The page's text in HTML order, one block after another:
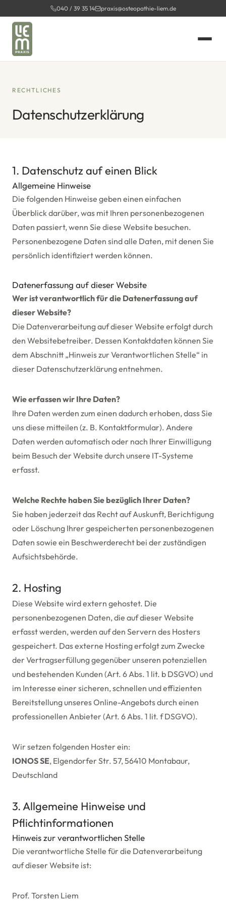
Inhalt
springen
040 / 39 35 14 praxis@osteopathie-liem.de
RECHTLICHES
Datenschutzerklärung
1. Datenschutz auf einen Blick
Allgemeine Hinweise
Die folgenden Hinweise geben einen einfachen
Überblick darüber, was mit Ihren personenbezogenen
Daten passiert, wenn Sie diese Website besuchen.
Personenbezogene Daten sind alle Daten, mit denen Sie
persönlich identifiziert werden können.
Datenerfassung auf dieser Website
Wer ist verantwortlich für die Datenerfassung auf
dieser Website?
Die Datenverarbeitung auf dieser Website erfolgt durch
den Websitebetreiber. Dessen Kontaktdaten können Sie
dem Abschnitt „Hinweis zur Verantwortlichen Stelle“ in
dieser Datenschutzerklärung entnehmen.
Wie erfassen wir Ihre Daten?
Ihre Daten werden zum einen dadurch erhoben, dass Sie
uns diese mitteilen (z. B. Kontaktformular). Andere
Daten werden automatisch oder nach Ihrer Einwilligung
beim Besuch der Website durch unsere IT-Systeme
erfasst.
Welche Rechte haben Sie bezüglich Ihrer Daten?
Sie haben jederzeit das Recht auf Auskunft, Berichtigung
oder Löschung Ihrer gespeicherten personenbezogenen
Daten sowie ein Beschwerderecht bei der zuständigen
Aufsichtsbehörde.
2. Hosting
Diese Website wird extern gehostet. Die
personenbezogenen Daten, die auf dieser Website
erfasst werden, werden auf den Servern des Hosters
gespeichert. Das externe Hosting erfolgt zum Zwecke
der Vertragserfüllung gegenüber unseren potenziellen
und bestehenden Kunden (Art. 6 Abs. 1 lit. b DSGVO) und
im Interesse einer sicheren, schnellen und effizienten
Bereitstellung unseres Online-Angebots durch einen
professionellen Anbieter (Art. 6 Abs. 1 lit. f DSGVO).
Wir setzen folgenden Hoster ein:
IONOS SE, Elgendorfer Str. 57, 56410 Montabaur,
Deutschland
3. Allgemeine Hinweise und
Pflichtinformationen
Hinweis zur verantwortlichen Stelle
Die verantwortliche Stelle für die Datenverarbeitung
auf dieser Website ist:
Prof. Torsten Liem